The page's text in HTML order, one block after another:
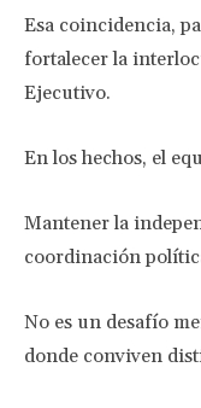
Esa coincidencia,
fortalecer la
Ejecutivo.
En los hechos, el
Mantener la
coordinación
No es un desafío
donde conviven